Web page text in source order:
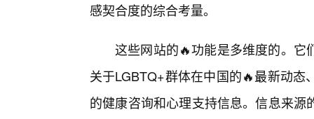
感契合度的综合考量。
这些网站的🔥功能是多维度的。它
关于LGBTQ+群体在中国的🔥最新动
的健康咨询和心理支持信息。信息来